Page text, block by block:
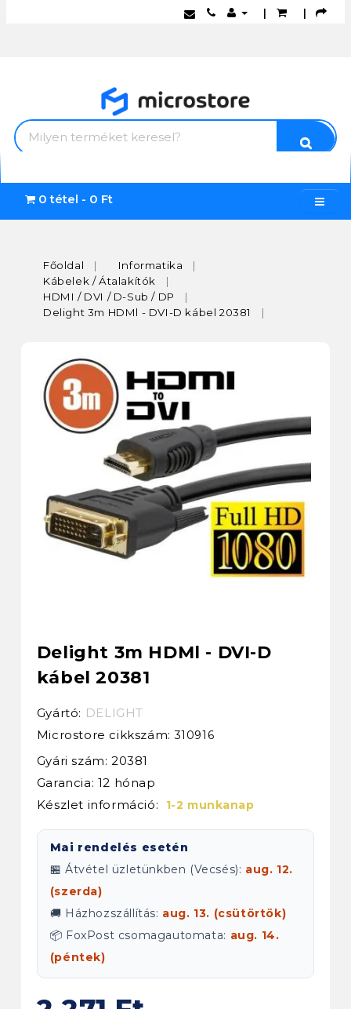
| |
0 tétel - 0 Ft
Főoldal
Informatika
Kábelek / Átalakítók
HDMI / DVI / D-Sub / DP
Delight 3m HDMl - DVI-D kábel 20381
Delight 3m HDMl - DVI-D
kábel 20381
Gyártó: DELIGHT
Microstore cikkszám:310916
Gyári szám: 20381
Garancia: 12 hónap
Készlet információ:
1-2 munkanap
Mai rendelés esetén
🏪 Átvétel üzletünkben (Vecsés): aug. 12.
(szerda)
🚚 Házhozszállítás: aug. 13. (csütörtök)
📦 FoxPost csomagautomata: aug. 14.
(péntek)